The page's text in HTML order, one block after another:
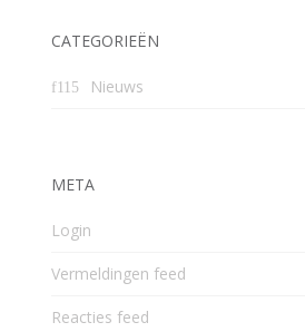
CATEGORIEËN
Nieuws
META
Login
Vermeldingen feed
Reacties feed